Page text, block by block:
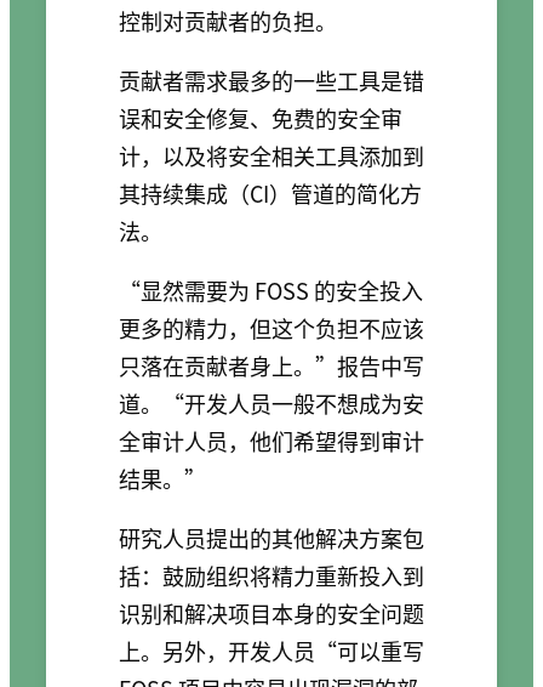
控制对贡献者的负担。
贡献者需求最多的一些工具是错
误和安全修复、免费的安全审
计，以及将安全相关工具添加到
其持续集成（CI）管道的简化方
法。
“显然需要为 FOSS 的安全投入
更多的精力，但这个负担不应该
只落在贡献者身上。”报告中写
道。“开发人员一般不想成为安
全审计人员，他们希望得到审计
结果。”
研究人员提出的其他解决方案包
括：鼓励组织将精力重新投入到
识别和解决项目本身的安全问题
上。另外，开发人员“可以重写